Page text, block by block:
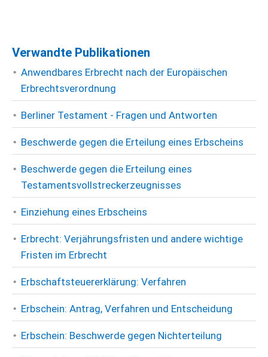
Verwandte Publikationen
Anwendbares Erbrecht nach der Europäischen
Erbrechtsverordnung
Berliner Testament - Fragen und Antworten
Beschwerde gegen die Erteilung eines Erbscheins
Beschwerde gegen die Erteilung eines
Testamentsvollstreckerzeugnisses
Einziehung eines Erbscheins
Erbrecht: Verjährungsfristen und andere wichtige
Fristen im Erbrecht
Erbschaftsteuererklärung: Verfahren
Erbschein: Antrag, Verfahren und Entscheidung
Erbschein: Beschwerde gegen Nichterteilung